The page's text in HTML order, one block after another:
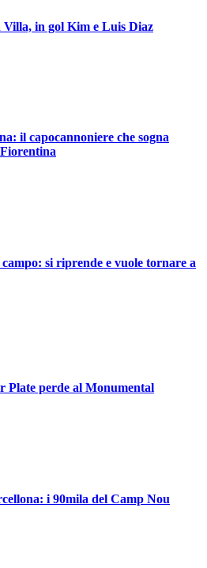
in gol Kim e Luis Diaz
il capocannoniere che sogna
si riprende e vuole tornare a
Plate perde al Monumental
i 90mila del Camp Nou